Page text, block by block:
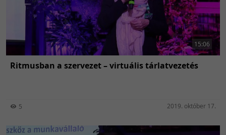
15:06
Ritmusban a szervezet – virtuális tárlatvezetés
5 2019. október 17.